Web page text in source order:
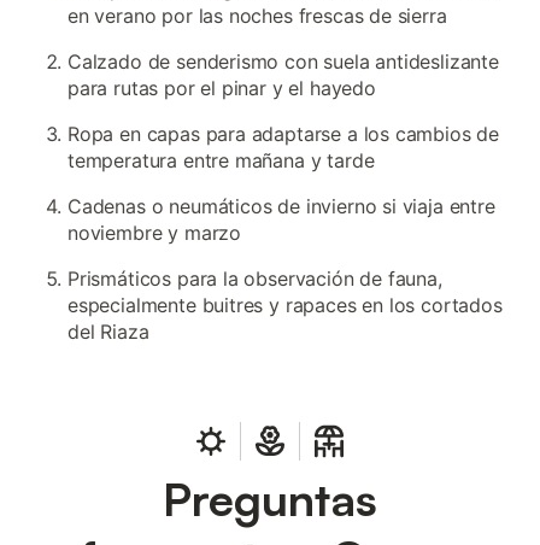
en verano por las noches frescas de sierra
Calzado de senderismo con suela antideslizante
para rutas por el pinar y el hayedo
Ropa en capas para adaptarse a los cambios de
temperatura entre mañana y tarde
Cadenas o neumáticos de invierno si viaja entre
noviembre y marzo
Prismáticos para la observación de fauna,
especialmente buitres y rapaces en los cortados
del Riaza
Preguntas